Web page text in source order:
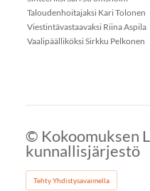
Taloudenhoitajaksi Kari Tolonen
Viestintävastaavaksi Riina Aspila
Vaalipäälliköksi Sirkku Pelkonen
© Kokoomuksen
kunnallisjärjestö
Tehty Yhdistysavaimella